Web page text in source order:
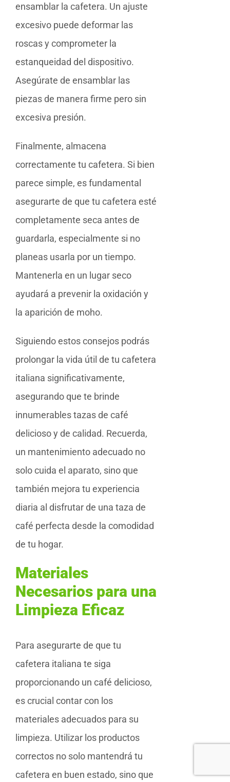
ensamblar la cafetera. Un ajuste
excesivo puede deformar las
roscas y comprometer la
estanqueidad del dispositivo.
Asegúrate de ensamblar las
piezas de manera firme pero sin
excesiva presión.
Finalmente, almacena
correctamente tu cafetera. Si bien
parece simple, es fundamental
asegurarte de que tu cafetera esté
completamente seca antes de
guardarla, especialmente si no
planeas usarla por un tiempo.
Mantenerla en un lugar seco
ayudará a prevenir la oxidación y
la aparición de moho.
Siguiendo estos consejos podrás
prolongar la vida útil de tu cafetera
italiana significativamente,
asegurando que te brinde
innumerables tazas de café
delicioso y de calidad. Recuerda,
un mantenimiento adecuado no
solo cuida el aparato, sino que
también mejora tu experiencia
diaria al disfrutar de una taza de
café perfecta desde la comodidad
de tu hogar.
Materiales
Necesarios para una
Limpieza Eficaz
Para asegurarte de que tu
cafetera italiana te siga
proporcionando un café delicioso,
es crucial contar con los
materiales adecuados para su
limpieza. Utilizar los productos
correctos no solo mantendrá tu
cafetera en buen estado, sino que